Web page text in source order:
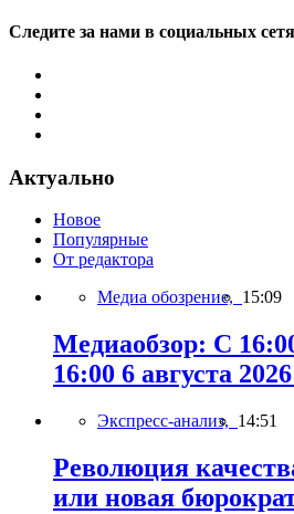
Следите за нами в социальных
Актуально
Новое
Популярные
От редактора
Медиа обозрение, 15:09
Медиаобзор: С
16:00 6 августа
Экспресс-анализ, 14:51
Революция
или новая